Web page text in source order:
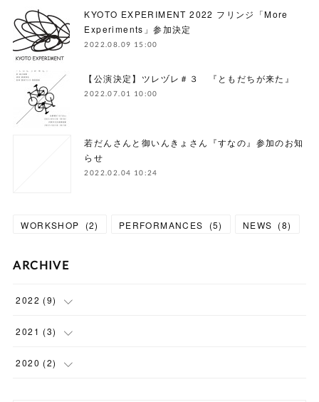
KYOTO EXPERIMENT 2022 フリンジ「More
Experiments」参加決定
2022.08.09 15:00
【公演決定】ツレヅレ＃３ 『ともだちが来た』
2022.07.01 10:00
若だんさんと御いんきょさん『すなの』参加のお知
らせ
2022.02.04 10:24
WORKSHOP (2) PERFORMANCES (5) NEWS (8)
ARCHIVE
2022 (9)
(1
(2
2021 (3)
(1
2020 (2)